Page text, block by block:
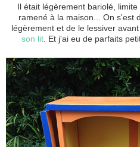
Il était légèrement bariolé,
ramené à la maison... On s'est
légèrement et de le lessiver
son lit. Et j'ai eu de parfaits